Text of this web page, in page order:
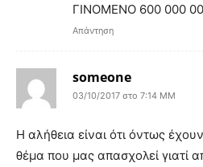
ΓΙΝΟΜΕΝΟ 600 000
Απάντηση
someone
03/10/2017 στο 7:14 ΜΜ
Η αλήθεια είναι ότι όντως
θέμα που μας απασχολεί γιατί